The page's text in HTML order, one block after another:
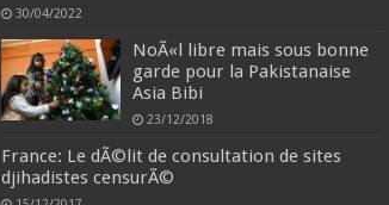
30/04/2022
NoÃ«l libre mais sous bonne
garde pour la Pakistanaise
Asia Bibi
23/12/2018
France: Le dÃ©lit de consultation de sites
djihadistes censurÃ©